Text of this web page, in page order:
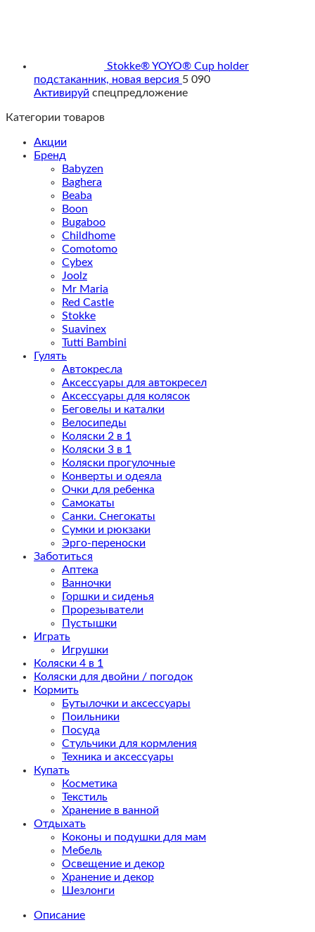
Stokke® YOYO® Cup holder
подстаканник, новая версия 5 090
Активируй спецпредложение
Категории товаров
Акции
Бренд
Babyzen
Baghera
Beaba
Boon
Bugaboo
Childhome
Comotomo
Cybex
Joolz
Mr Maria
Red Castle
Stokke
Suavinex
Tutti Bambini
Гулять
Автокресла
Аксессуары для автокресел
Аксессуары для колясок
Беговелы и каталки
Велосипеды
Коляски 2 в 1
Коляски 3 в 1
Коляски прогулочные
Конверты и одеяла
Очки для ребенка
Самокаты
Санки. Снегокаты
Сумки и рюкзаки
Эрго-переноски
Заботиться
Аптека
Ванночки
Горшки и сиденья
Прорезыватели
Пустышки
Играть
Игрушки
Коляски 4 в 1
Коляски для двойни / погодок
Кормить
Бутылочки и аксессуары
Поильники
Посуда
Стульчики для кормления
Техника и аксессуары
Купать
Косметика
Текстиль
Хранение в ванной
Отдыхать
Коконы и подушки для мам
Мебель
Освещение и декор
Хранение и декор
Шезлонги
Описание